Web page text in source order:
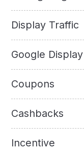
Display Traffic
Google Display
Coupons
Cashbacks
Incentive